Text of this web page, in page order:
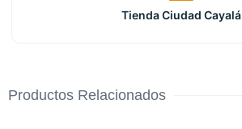
Tienda Ciudad Cayalá
Productos Relacionados